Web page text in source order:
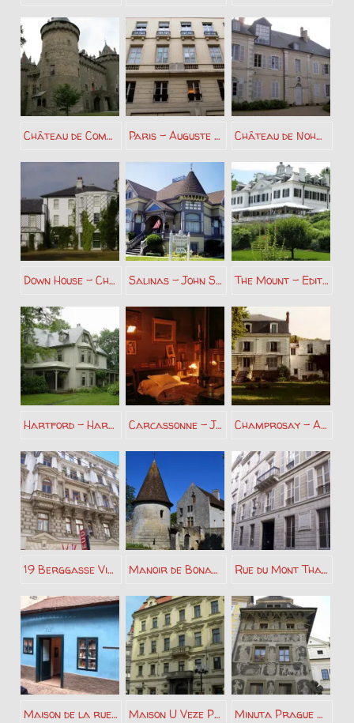
Château de Combourg – François René de Chateaubriand Paris – Auguste Comte Château de Nohant – Geroges Sand
Down House – Charles Darwin Salinas – John Steinbeck The Mount – Edith Wharton
Hartford – Harriet Beecher Stowe Carcassonne – Joe Bousquet Champrosay – Alphonse Daudet
19 Berggasse Vienne – Sigmund Freud Manoir de Bonaventure – Alfred de Musset Rue du Mont Thabor Paris – Alfred de Musset
Maison de la ruelle d’or Prague – Franz Kafka Maison U Veze Prague – Franz Kafka Minuta Prague – Franz Kafka